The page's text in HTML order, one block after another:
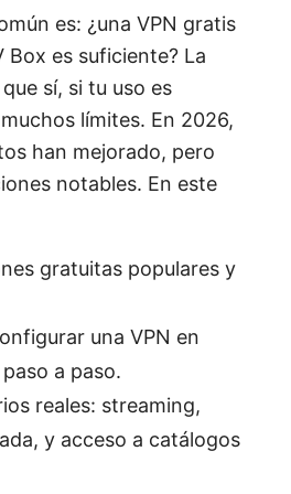
es: ¿una VPN gratis
Box es suficiente? La
sí, si tu uso es
límites. En 2026,
han mejorado, pero
notables. En este
gratuitas populares y
una VPN en
a paso.
reales: streaming,
y acceso a catálogos